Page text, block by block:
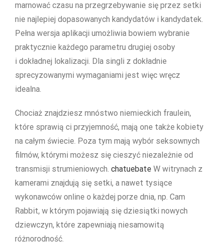
marnować czasu na przegrzebywanie się przez setki
nie najlepiej dopasowanych kandydatów i kandydatek.
Pełna wersja aplikacji umożliwia bowiem wybranie
praktycznie każdego parametru drugiej osoby
i dokładnej lokalizacji. Dla singli z dokładnie
sprecyzowanymi wymaganiami jest więc wręcz
idealna.
Chociaż znajdziesz mnóstwo niemieckich fraulein,
które sprawią ci przyjemność, mają one także kobiety
na całym świecie. Poza tym mają wybór seksownych
filmów, którymi możesz się cieszyć niezależnie od
transmisji strumieniowych. chatuebate W witrynach z
kamerami znajdują się setki, a nawet tysiące
wykonawców online o każdej porze dnia, np. Cam
Rabbit, w którym pojawiają się dziesiątki nowych
dziewczyn, które zapewniają niesamowitą
różnorodność.